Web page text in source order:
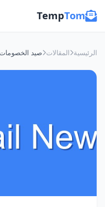
TempTom
الرئيسية المقالات